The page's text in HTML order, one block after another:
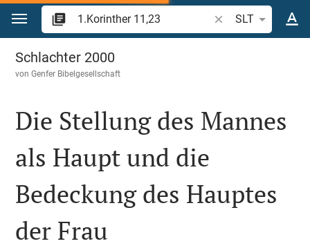
Zum Inhalt springen
Bibelstelle oder
SLT
1.Korinther 11
Schlachter 2000
vonGenfer Bibelgesellschaft
Die Stellung des Mannes
als Haupt und die
Bedeckung des Hauptes
der Frau